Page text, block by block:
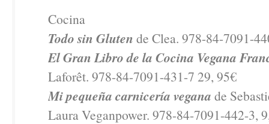
Cocina
Todo sin Gluten de Clea. 978-84-7091-
El Gran Libro de la Cocina Vegana
Laforêt. 978-84-7091-431-7 29, 95€
Mi pequeña carnicería vegana de
Laura Veganpower. 978-84-7091-442-3,